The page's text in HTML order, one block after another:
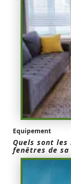
Equipement
Quels sont
fenêtres de sa